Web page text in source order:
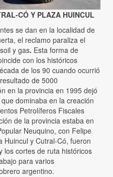
CÓ Y PLAZA HUINCUL
se dan en la localidad de
el reclamo paraliza el
y gas. Esta forma de
con los históricos
de los 90 cuando ocurrió
de 5000
en la provincia en 1995 dejó
dominaba en la creación
Petrolíferos Fiscales
de la provincia estaba en
Neuquino, con Felipe
Huincul y Cutral-Có, fueron
los cortes de ruta históricos
para varios
argentino.